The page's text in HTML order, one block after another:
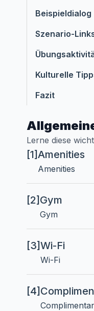
Beispieldialog
Szenario-
Kulturelle
Fazit
Lerne diese
[1]Amenities
Amenities
[2] Gym
Gym
[3]Wi-Fi
Wi-Fi
[4]